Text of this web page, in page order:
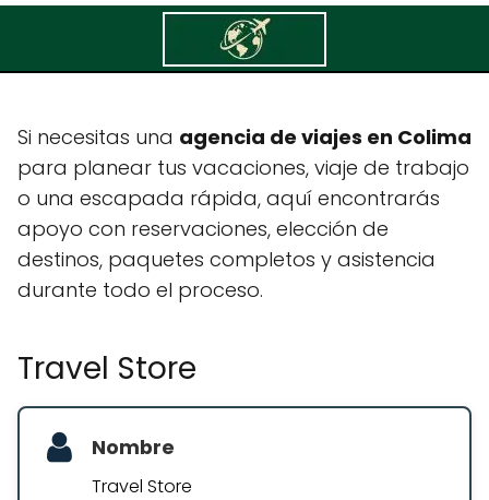
Travel Store
Si necesitas una agencia de viajes en Colima
para planear tus vacaciones, viaje de trabajo
o una escapada rápida, aquí encontrarás
apoyo con reservaciones, elección de
destinos, paquetes completos y asistencia
durante todo el proceso.
Travel Store
Nombre
Travel Store